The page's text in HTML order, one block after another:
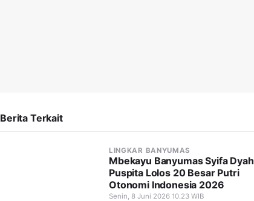
Berita Terkait
LINGKAR BANYUMAS
Mbekayu Banyumas Syifa Dyah
Puspita Lolos 20 Besar Putri
Otonomi Indonesia 2026
Senin, 8 Juni 2026 10.23 WIB